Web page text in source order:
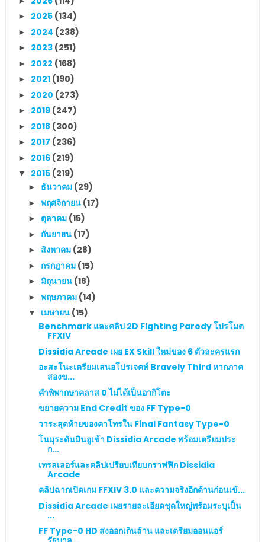
► 2025 (134)
► 2024 (238)
► 2023 (251)
► 2022 (168)
► 2021 (190)
► 2020 (273)
► 2019 (247)
► 2018 (300)
► 2017 (236)
► 2016 (219)
▼ 2015 (219)
► ธันวาคม (29)
► พฤศจิกายน (17)
► ตุลาคม (15)
► กันยายน (17)
► สิงหาคม (28)
► กรกฎาคม (15)
► มิถุนายน (18)
► พฤษภาคม (14)
▼ เมษายน (15)
Benchmark และคลิป 2D Fighting Parody โปรโมต
FFXIV
Dissidia Arcade เผย EX Skill ใหม่ของ 6 ตัวละครแรก
อะสะโนะเตรียมเสนอโปรเจคท์ Bravely Third หากภาค
สองข...
คำพิพากษาคลาส 0 ไม่ได้เป็นอากิโตะ
ขยายความ End Credit ของ FF Type-0
วาระสุดท้ายของคาโทรใน Final Fantasy Type-0
โนมุระดันมินอูเข้า Dissidia Arcade พร้อมเตรียมประ
ก...
เทรลเลอร์และคลิปเปรียบเทียบกราฟฟิก Dissidia
Arcade
คลิปฉากเปิดเกม FFXIV 3.0 และความจริงอีกด้านก่อนเข้...
Dissidia Arcade เผยรายละเอียดชุดใหญ่พร้อมระบุเป็น
...
FF Type-0 HD ส่งออกเกินล้าน และเตรียมออนแอร์